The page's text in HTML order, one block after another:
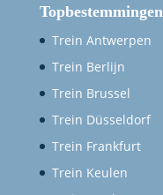
Topbestemmingen
Trein Antwerpen
Trein Berlijn
Trein Brussel
Trein Düsseldorf
Trein Frankfurt
Trein Keulen